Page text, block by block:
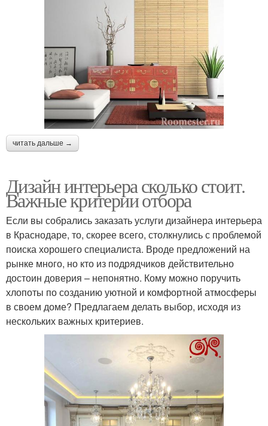
читать дальше →
Дизайн интерьера сколько стоит.
Важные критерии отбора
Если вы собрались заказать услуги дизайнера интерьера
в Краснодаре, то, скорее всего, столкнулись с проблемой
поиска хорошего специалиста. Вроде предложений на
рынке много, но кто из подрядчиков действительно
достоин доверия – непонятно. Кому можно поручить
хлопоты по созданию уютной и комфортной атмосферы
в своем доме? Предлагаем делать выбор, исходя из
нескольких важных критериев.